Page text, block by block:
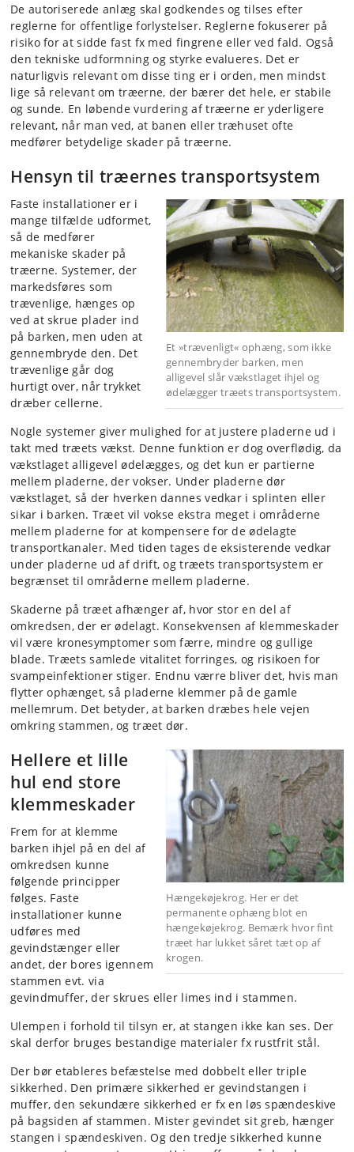
De autoriserede anlæg skal godkendes og tilses efter
reglerne for offentlige forlystelser. Reglerne fokuserer på
risiko for at sidde fast fx med fingrene eller ved fald. Også
den tekniske udformning og styrke evalueres. Det er
naturligvis relevant om disse ting er i orden, men mindst
lige så relevant om træerne, der bærer det hele, er stabile
og sunde. En løbende vurdering af træerne er yderligere
relevant, når man ved, at banen eller træhuset ofte
medfører betydelige skader på træerne.
Hensyn til træernes transportsystem
Et »trævenligt« ophæng, som ikke
gennembryder barken, men
alligevel slår vækstlaget ihjel og
ødelægger træets transportsystem.
Faste installationer er i
mange tilfælde udformet,
så de medfører
mekaniske skader på
træerne. Systemer, der
markedsføres som
trævenlige, hænges op
ved at skrue plader ind
på barken, men uden at
gennembryde den. Det
trævenlige går dog
hurtigt over, når trykket
dræber cellerne.
Nogle systemer giver mulighed for at justere pladerne ud i
takt med træets vækst. Denne funktion er dog overflødig, da
vækstlaget alligevel ødelægges, og det kun er partierne
mellem pladerne, der vokser. Under pladerne dør
vækstlaget, så der hverken dannes vedkar i splinten eller
sikar i barken. Træet vil vokse ekstra meget i områderne
mellem pladerne for at kompensere for de ødelagte
transportkanaler. Med tiden tages de eksisterende vedkar
under pladerne ud af drift, og træets transportsystem er
begrænset til områderne mellem pladerne.
Skaderne på træet afhænger af, hvor stor en del af
omkredsen, der er ødelagt. Konsekvensen af klemmeskader
vil være kronesymptomer som færre, mindre og gullige
blade. Træets samlede vitalitet forringes, og risikoen for
svampeinfektioner stiger. Endnu værre bliver det, hvis man
flytter ophænget, så pladerne klemmer på de gamle
mellemrum. Det betyder, at barken dræbes hele vejen
omkring stammen, og træet dør.
Hængekøjekrog. Her er det
permanente ophæng blot en
hængekøjekrog. Bemærk hvor fint
træet har lukket såret tæt op af
krogen.
Hellere et lille
hul end store
klemmeskader
Frem for at klemme
barken ihjel på en del af
omkredsen kunne
følgende principper
følges. Faste
installationer kunne
udføres med
gevindstænger eller
andet, der bores igennem
stammen evt. via
gevindmuffer, der skrues eller limes ind i stammen.
Ulempen i forhold til tilsyn er, at stangen ikke kan ses. Der
skal derfor bruges bestandige materialer fx rustfrit stål.
Der bør etableres befæstelse med dobbelt eller triple
sikkerhed. Den primære sikkerhed er gevindstangen i
muffer, den sekundære sikkerhed er fx en løs spændeskive
på bagsiden af stammen. Mister gevindet sit greb, hænger
stangen i spændeskiven. Og den tredje sikkerhed kunne